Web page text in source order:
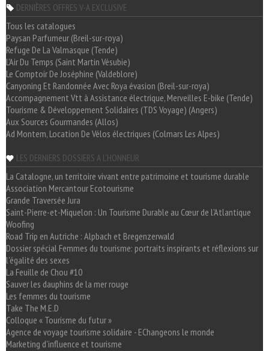
DERNIÈRES OFFRES V-A EXCLUSIVE
Tous les catalogues
Paysan Parfumeur (Breil-sur-roya)
Refuge De La Valmasque (Tende)
L'Air Du Temps (Saint Martin Vésubie)
Le Comptoir De Joséphine (Valdeblore)
Canyoning Et Randonnée Avec Roya évasion (Breil-sur-roya)
Accompagnement Vtt à Assistance électrique, Merveilles E-bike (Tende)
Tourisme & Développement Solidaires (TDS Voyage) (Angers)
Aux Sources Gourmandes (Allos)
Ad Montem, Location De Vélos électriques (Colmars Les Alpes)
LES DERNIERS DOSSIERS A L'HONNEUR
La Catalogne, un territoire vivant entre patrimoine et tourisme durable
Association Mercantour Ecotourisme
Grande Traversée Jura
Saint-Pierre-et-Miquelon : Un Tourisme Durable au Cœur de l'Atlantique
Woofing
Road Trip en Autriche : Alpbach et Bregenzerwald
Dossier spécial Femmes du tourisme: portraits inspirants et réflexions sur
l'égalité des sexes
La Feuille de Chou #10
Sauver les dauphins de la mer rouge
Les femmes du tourisme
Take The M.E.D
Colloque « Tourisme du futur »
Agence de voyage tourisme solidaire - EChangeons le monde
Marketing d'influence et tourisme